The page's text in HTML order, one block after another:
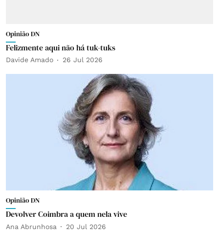
Opinião DN
Felizmente aqui não há tuk-tuks
Davide Amado 26 Jul 2026
Opinião DN
Devolver Coimbra a quem nela vive
Ana Abrunhosa 20 Jul 2026